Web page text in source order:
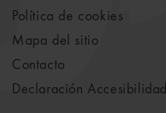
Política de cookies
Mapa del sitio
Contacto
Declaración Accesibilidad